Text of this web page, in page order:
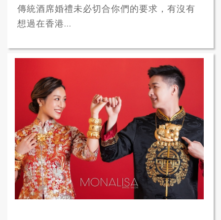
傳統酒席婚禮未必切合你們的要求，有沒有
想過在香港...